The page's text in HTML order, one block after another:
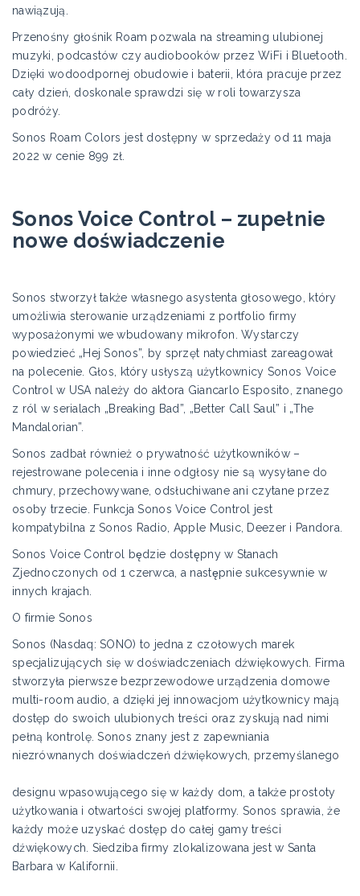
nawiązują.
Przenośny głośnik Roam pozwala na streaming ulubionej
muzyki, podcastów czy audiobooków przez WiFi i Bluetooth.
Dzięki wodoodpornej obudowie i baterii, która pracuje przez
cały dzień, doskonale sprawdzi się w roli towarzysza
podróży.
Sonos Roam Colors jest dostępny w sprzedaży od 11 maja
2022 w cenie 899 zł.
Sonos Voice Control – zupełnie
nowe doświadczenie
Sonos stworzył także własnego asystenta głosowego, który
umożliwia sterowanie urządzeniami z portfolio firmy
wyposażonymi we wbudowany mikrofon. Wystarczy
powiedzieć „Hej Sonos”, by sprzęt natychmiast zareagował
na polecenie. Głos, który usłyszą użytkownicy Sonos Voice
Control w USA należy do aktora Giancarlo Esposito, znanego
z ról w serialach „Breaking Bad”, „Better Call Saul” i „The
Mandalorian”.
Sonos zadbał również o prywatność użytkowników –
rejestrowane polecenia i inne odgłosy nie są wysyłane do
chmury, przechowywane, odsłuchiwane ani czytane przez
osoby trzecie. Funkcja Sonos Voice Control jest
kompatybilna z Sonos Radio, Apple Music, Deezer i Pandora.
Sonos Voice Control będzie dostępny w Stanach
Zjednoczonych od 1 czerwca, a następnie sukcesywnie w
innych krajach.
O firmie Sonos
Sonos (Nasdaq: SONO) to jedna z czołowych marek
specjalizujących się w doświadczeniach dźwiękowych. Firma
stworzyła pierwsze bezprzewodowe urządzenia domowe
multi-room audio, a dzięki jej innowacjom użytkownicy mają
dostęp do swoich ulubionych treści oraz zyskują nad nimi
pełną kontrolę. Sonos znany jest z zapewniania
niezrównanych doświadczeń dźwiękowych, przemyślanego
designu wpasowującego się w każdy dom, a także prostoty
użytkowania i otwartości swojej platformy. Sonos sprawia, że
każdy może uzyskać dostęp do całej gamy treści
dźwiękowych. Siedziba firmy zlokalizowana jest w Santa
Barbara w Kalifornii.